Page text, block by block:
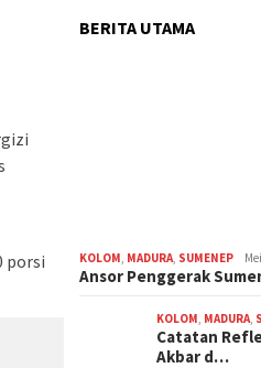
porsi
BERITA UTAMA
KOLOM MADURA SUMENEP
Ansor Penggerak
KOLOM MADURA
Catatan
Akbar d…